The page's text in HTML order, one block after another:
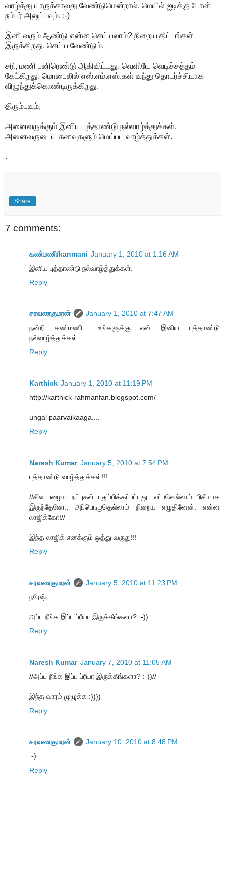
வாழ்த்து யாருக்காவது வேண்டுமென்றால், மெயில் ஐடிக்கு போன்
நம்பர் அனுப்பவும். :-)
இனி வரும் ஆண்டு என்ன செய்யலாம்? நிறைய திட்டங்கள்
இருக்கிறது. செய்ய வேண்டும்.
சரி, மணி பனிரெண்டு ஆகிவிட்டது. வெளியே வெடிச்சத்தம்
கேட்கிறது. மொபைலில் எஸ்.எம்.எஸ்.கள் வந்து தொடர்ச்சியாக
விழுந்துக்கொண்டிருக்கிறது.
திரும்பவும்,
அனைவருக்கும் இனிய புத்தாண்டு நல்வாழ்த்துக்கள்.
அனைவருடைய கனவுகளும் மெய்பட வாழ்த்துக்கள்.
.
Share
7 comments:
கண்மணி/kanmani January 1, 2010 at 1:16 AM
இனிய புத்தாண்டு நல்வாழ்த்துக்கள்.
Reply
சரவணகுமரன்
January 1, 2010 at 7:47 AM
நன்றி கண்மணி... உங்களுக்கு என் இனிய புத்தாண்டு
நல்வாழ்த்துக்கள்...
Reply
Karthick January 1, 2010 at 11:19 PM
http://karthick-rahmanfan.blogspot.com/
ungal paarvaikaaga....
Reply
Naresh Kumar January 5, 2010 at 7:54 PM
புத்தாண்டு வாழ்த்துக்கள்!!!
//சில பழைய நட்புகள் புதுப்பிக்கப்பட்டது. எப்பவெல்லாம் பிசியாக
இருந்தேனோ, அப்பொழுதெல்லாம் நிறைய எழுதினேன். என்ன
லாஜிக்கோ!//
இந்த லாஜிக் எனக்கும் ஒத்து வருது!!!
Reply
சரவணகுமரன்
January 5, 2010 at 11:23 PM
நரேஷ்,
அப்ப நீங்க இப்ப ப்ரீயா இருக்கீங்களா? :-))
Reply
Naresh Kumar January 7, 2010 at 11:05 AM
//அப்ப நீங்க இப்ப ப்ரீயா இருக்கீங்களா? :-))//
இந்த வாரம் முழுக்க :))))
Reply
சரவணகுமரன்
January 10, 2010 at 8:48 PM
:-)
Reply